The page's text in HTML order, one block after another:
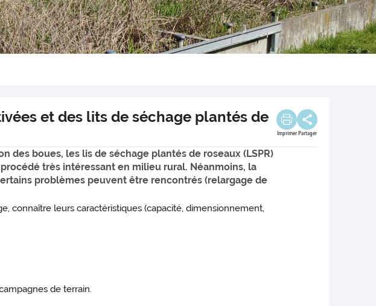
et des lits de séchage plantés de
Imprimer Partager
des boues, les lis de séchage plantés de roseaux (LSPR)
très intéressant en milieu rural. Néanmoins, la
problèmes peuvent être rencontrés (relargage de
connaître leurs caractéristiques (capacité, dimensionnement,
de terrain.